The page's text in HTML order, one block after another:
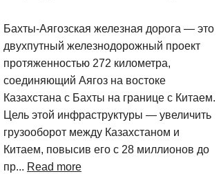
Бахты-Аягозская железная дорога — это
двухпутный железнодорожный проект
протяженностью 272 километра,
соединяющий Аягоз на востоке
Казахстана с Бахты на границе с Китаем.
Цель этой инфраструктуры — увеличить
грузооборот между Казахстаном и
Китаем, повысив его с 28 миллионов до
пр... Read more